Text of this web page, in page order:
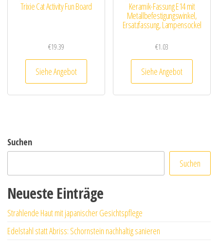
Trixie Cat Activity Fun Board
€19.39
Siehe Angebot
Keramik-Fassung E14 mit
Metallbefestigungswinkel,
Ersatzfassung, Lampensockel
€1.03
Siehe Angebot
Suchen
Suchen
Neueste Einträge
Strahlende Haut mit japanischer Gesichtspflege
Edelstahl statt Abriss: Schornstein nachhaltig sanieren